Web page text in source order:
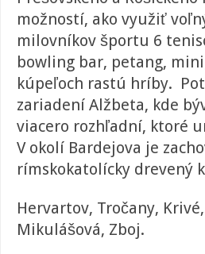
možností, ako využiť
milovníkov športu 6
bowling bar, petang,
kúpeľoch rastú hríby.
zariadení Alžbeta, kde
viacero rozhľadní, ktoré
V okolí Bardejova je
rímskokatolícky drevený
Hervartov, Tročany,
Mikulášová, Zboj.